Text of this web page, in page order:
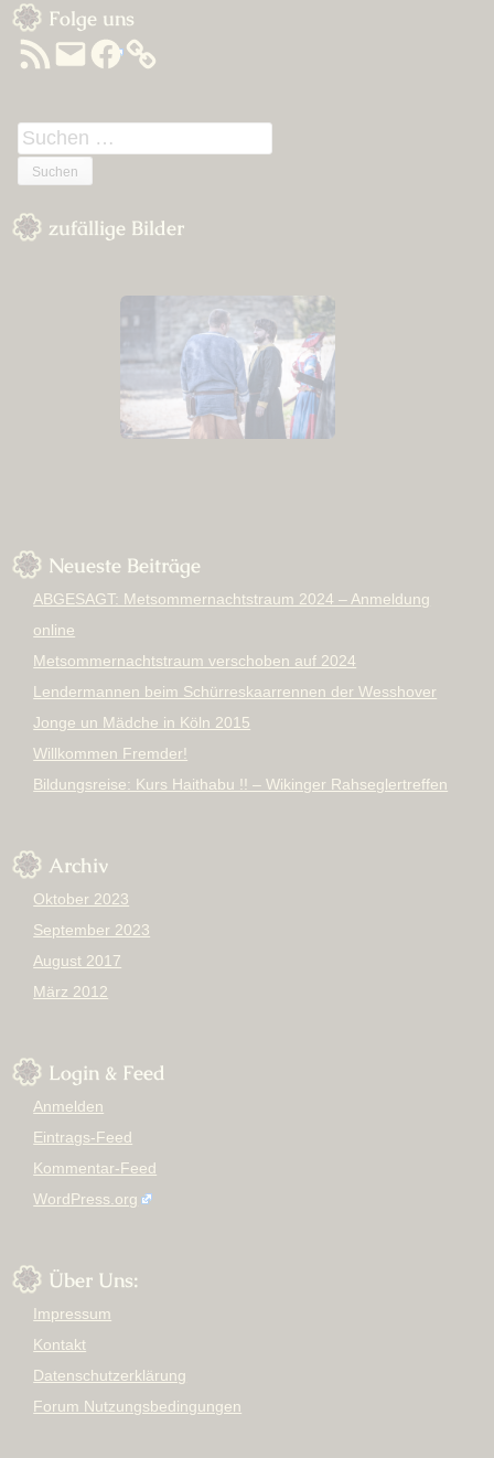
Sidebar
Folge uns
RSS-
Feed
E-
Mail
Facebook
Suchen
nach:
zufällige Bilder
Neueste Beiträge
ABGESAGT: Metsommernachtstraum 2024 – Anmeldung
online
Metsommernachtstraum verschoben auf 2024
Lendermannen beim Schürreskaarrennen der Wesshover
Jonge un Mädche in Köln 2015
Willkommen Fremder!
Bildungsreise: Kurs Haithabu !! – Wikinger Rahseglertreffen
Archiv
Oktober 2023
September 2023
August 2017
März 2012
Login & Feed
Anmelden
Eintrags-Feed
Kommentar-Feed
WordPress.org
Über Uns:
Impressum
Kontakt
Datenschutzerklärung
Forum Nutzungsbedingungen